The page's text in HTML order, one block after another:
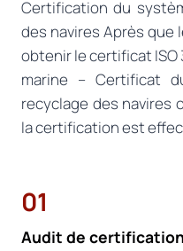
Certification du
des navires Après
obtenir le certificat ISO
marine – Certificat
recyclage des navires
la certification est
01
Audit de